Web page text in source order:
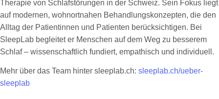
Therapie von Schlafstörungen in der Schweiz. Sein Fokus liegt
auf modernen, wohnortnahen Behandlungskonzepten, die den
Alltag der Patientinnen und Patienten berücksichtigen. Bei
SleepLab begleitet er Menschen auf dem Weg zu besserem
Schlaf – wissenschaftlich fundiert, empathisch und individuell.
Mehr über das Team hinter sleeplab.ch: sleeplab.ch/ueber-
sleeplab